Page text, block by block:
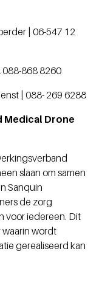
| 06-547 12
088-868 8260
| 088- 269 6288
Medical Drone
slaan om samen
Sanquin
de zorg
voor iedereen. Dit
waarin wordt
gerealiseerd kan